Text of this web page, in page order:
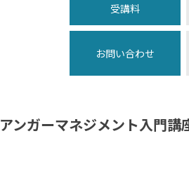
受講料
お問い合わせ
アンガーマネジメント入門講